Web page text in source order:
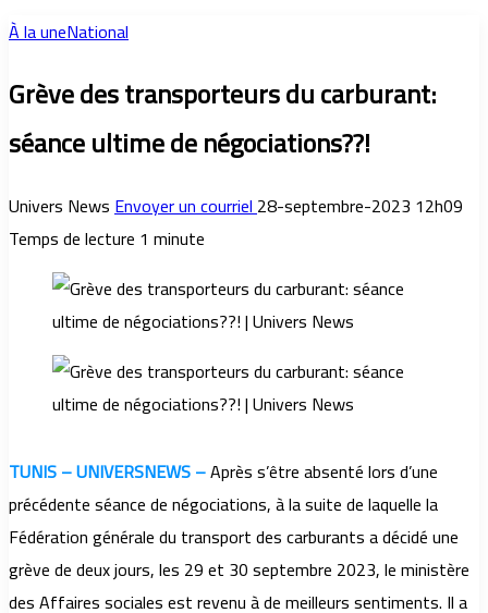
À la uneNational
Grève des transporteurs du carburant:
séance ultime de négociations??!
Univers NewsEnvoyer un courriel28-septembre-2023 12h09
Temps de lecture 1 minute
TUNIS – UNIVERSNEWS –Après s’être absenté lors d’une
précédente séance de négociations, à la suite de laquelle la
Fédération générale du transport des carburants a décidé une
grève de deux jours, les 29 et 30 septembre 2023, le ministère
des Affaires sociales est revenu à de meilleurs sentiments. Il a